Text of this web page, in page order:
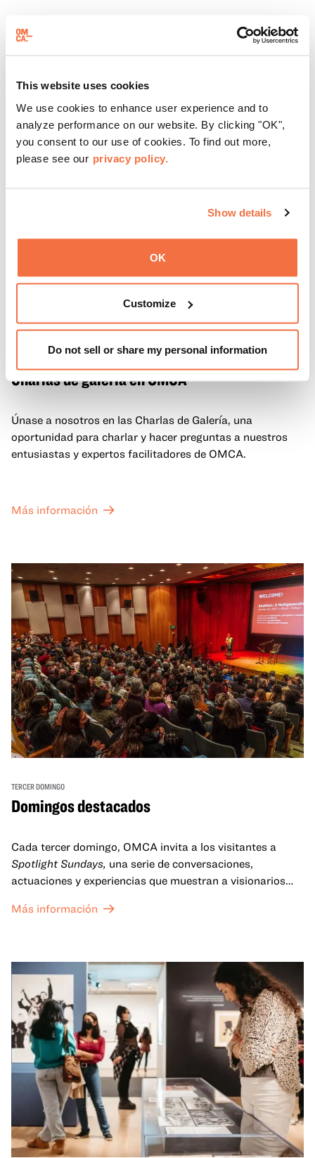
This website uses cookies
We use cookies to enhance user experience and to
analyze performance on our website. By clicking "OK",
you consent to our use of cookies. To find out more,
please see our privacy policy.
Show details
OK
Customize
Do not sell or share my personal information
los viernes de 17:00 a 21:00 para disfrutar de música en
exposiciones especiales, con una
Más información
Charlas de galería en OMCA
Únase a nosotros en las Charlas de Galería, una
oportunidad para charlar y hacer preguntas a nuestros
entusiastas y expertos facilitadores de OMCA.
Más información
TERCER DOMINGO
Domingos destacados
Cada tercer domingo, OMCA invita a los visitantes a
Spotlight Sundays, una serie de conversaciones,
actuaciones y experiencias que muestran a visionarios
Más información